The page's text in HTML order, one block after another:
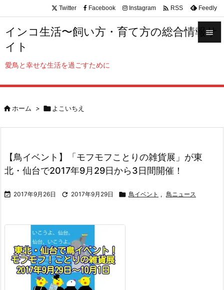
インコ生活〜飼い方・育て方の総合情報サ
イト
愛鳥と幸せな生活を過ごすために

サイド

Twitter Facebook Instagram  RSS Feedly
ホーム >  よこいちえ
【鳥イベント】「モフモフことりの雑貨展」が東
北・仙台で2017年9月29日から3日間開催！
 2017年9月26日  2017年9月29日  鳥イベント , 鳥ニュース